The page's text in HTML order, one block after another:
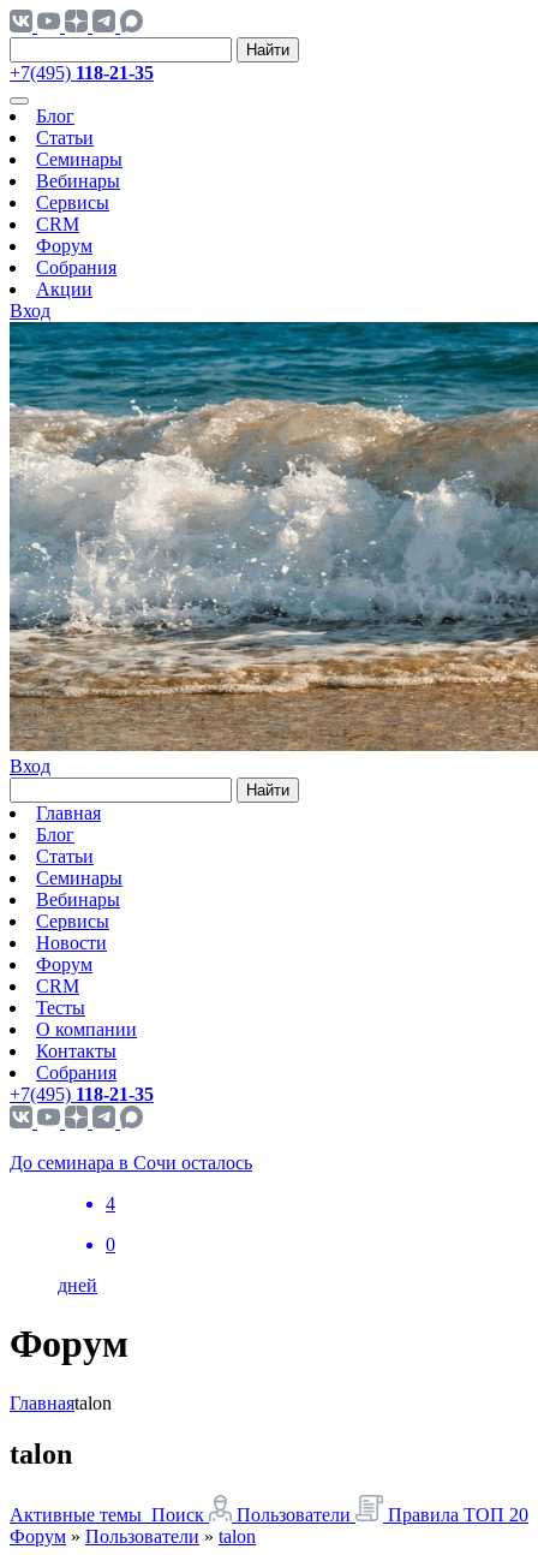
Найти
+7(495) 118-21-35
Блог
Статьи
Семинары
Вебинары
Сервисы
CRM
Форум
Собрания
Акции
Вход
Вход
Найти
Главная
Блог
Статьи
Семинары
Вебинары
Сервисы
Новости
Форум
CRM
Тесты
О компании
Контакты
Собрания
+7(495) 118-21-35
До семинара в Сочи осталось
4
0
дней
Форум
Главнаяtalon
talon
Активные темы Поиск Пользователи Правила ТОП 20
Форум » Пользователи » talon